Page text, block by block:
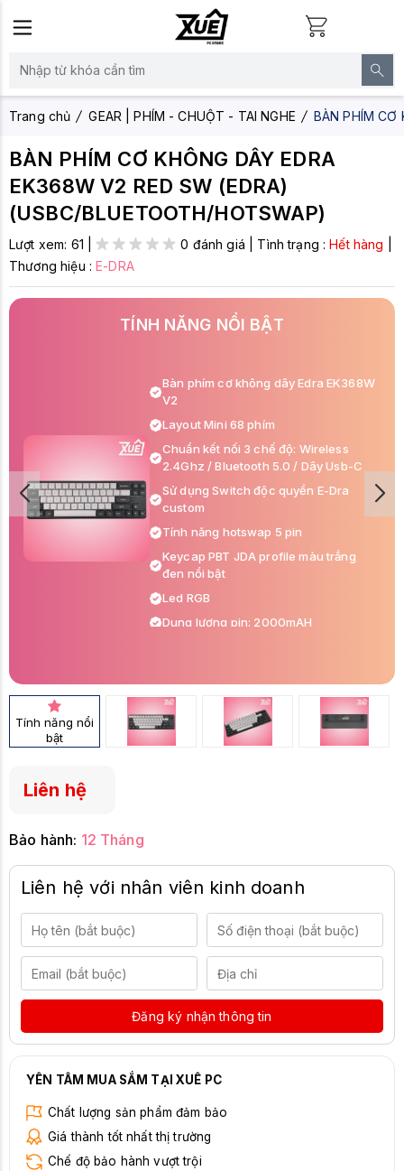
Trang chủ GEAR | PHÍM - CHUỘT - TAI NGHE BÀN PHÍM CƠ
BÀN PHÍM CƠ KHÔNG DÂY EDRA
EK368W V2 RED SW (EDRA)
(USBC/BLUETOOTH/HOTSWAP)
Lượt xem: 61 | 0 đánh giá Tình trạng :Hết hàng
Thương hiệu :E-DRA
TÍNH NĂNG NỔI BẬT
Bàn phím cơ không dây Edra EK368W
V2
Layout Mini 68 phím
Chuẩn kết nối 3 chế độ: Wireless
2.4Ghz / Bluetooth 5.0 / Dây Usb-C
Sử dụng Switch độc quyền E-Dra
custom
Tính năng hotswap 5 pin
Keycap PBT JDA profile màu trắng
đen nổi bật
Led RGB
Dung lượng pin: 2000mAH
Tính năng nổi
bật
Liên hệ
Bảo hành: 12 Tháng
Liên hệ với nhân viên kinh doanh
Đăng ký nhận thông tin
YÊN TÂM MUA SẮM TẠI XUÊ PC
Chất lượng sản phẩm đảm bảo
Giá thành tốt nhất thị trường
Chế độ bảo hành vượt trội